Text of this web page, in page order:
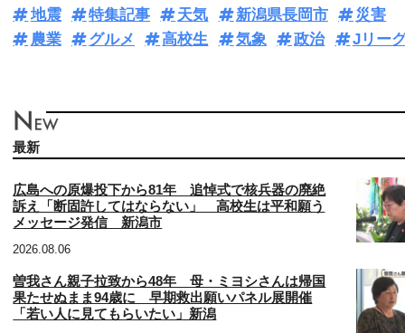
地震
特集記事 天気 新潟県長岡市
災害
農業
グルメ 高校生 気象 政治 Jリー
最新
広島への原爆投下から81年 追悼式で核兵器の廃絶
訴え「断固許してはならない」 高校生は平和願う
メッセージ発信 新潟市
2026.08.06
曽我さん親子拉致から48年 母・ミヨシさんは帰国
果たせぬまま94歳に 早期救出願いパネル展開催
「若い人に見てもらいたい」新潟